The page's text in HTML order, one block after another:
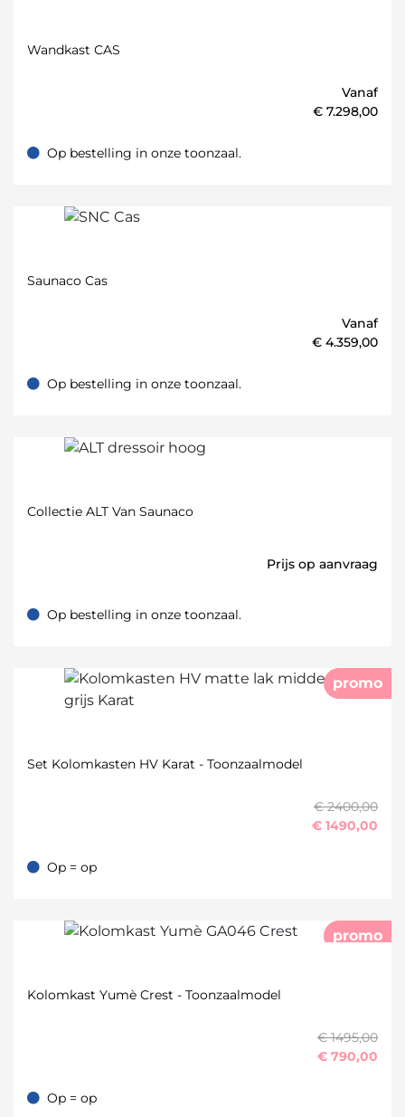
Wandkast CAS
Vanaf
€ 7.298,00
Op bestelling in onze toonzaal.
Op bestelling in onze toonzaal.
Saunaco Cas
Vanaf
€ 4.359,00
Op bestelling in onze toonzaal.
Op bestelling in onze toonzaal.
Collectie ALT Van Saunaco
Prijs op aanvraag
Op bestelling in onze toonzaal.
Op bestelling in onze toonzaal.
promo
Set Kolomkasten HV Karat - Toonzaalmodel
€ 2400,00
€ 1490,00
Op = op
Op = op
promo
Kolomkast Yumè Crest - Toonzaalmodel
€ 1495,00
€ 790,00
Op = op
Op = op